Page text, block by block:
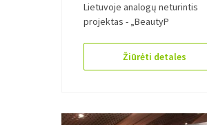
Lietuvoje analogų neturintis
projektas - „BeautyP
Žiūrėti detales